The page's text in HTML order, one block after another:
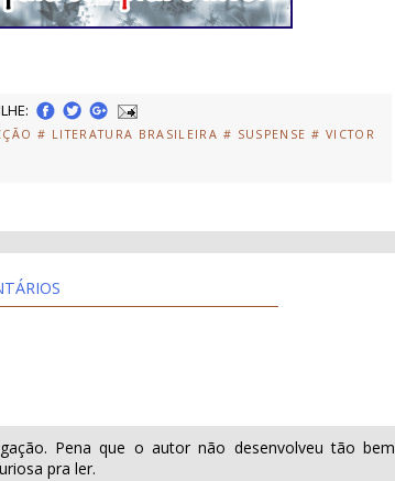
# LITERATURA BRASILEIRA # SUSPENSE # VICTOR
Pena que o autor não desenvolveu tão bem
pra ler.